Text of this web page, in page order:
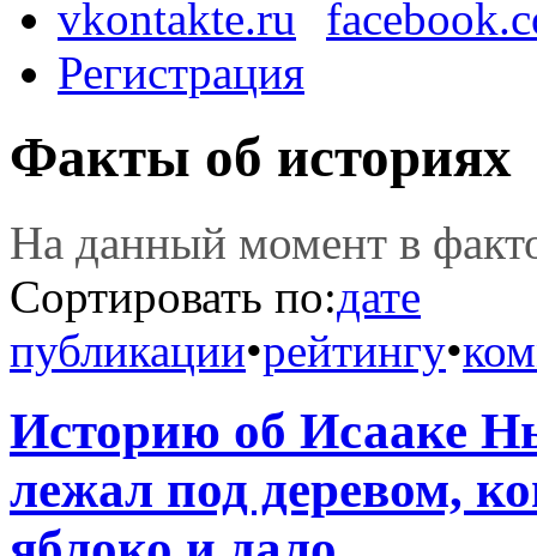
Регистрация
Факты об историях
На данный момент в
Сортировать по:дате
публикации•рейтингу•
Историю об Исааке
лежал под деревом,